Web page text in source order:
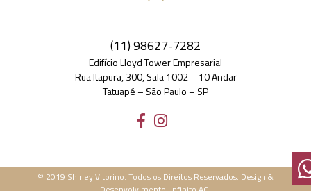
(11) 98627-7282
Edifício Lloyd Tower Empresarial
Rua Itapura, 300, Sala 1002 – 10 Andar
Tatuapé – São Paulo – SP
© 2019 Shirley Vitorino. Todos os Direitos Reservados. Design &